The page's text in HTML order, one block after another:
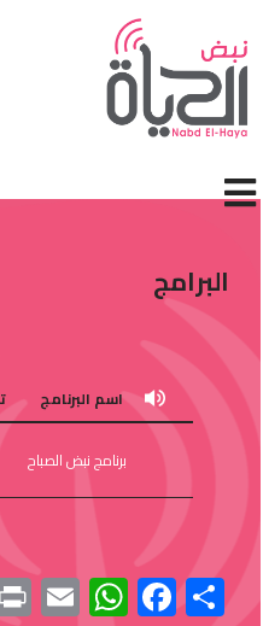
تجاوز إلى المحتوى الرئيسي
البرامج
اسم البرنامج
برنامج نبض الصباح
Share